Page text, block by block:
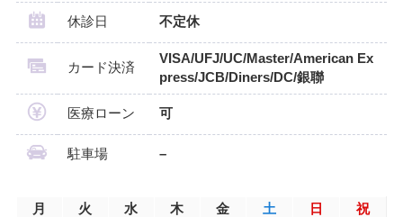
休診日 不定休
カード決済
VISA/UFJ/UC/Master/American Ex
press/JCB/Diners/DC/銀聯
医療ローン 可
駐車場 –
月 火 水 木 金 土 日 祝